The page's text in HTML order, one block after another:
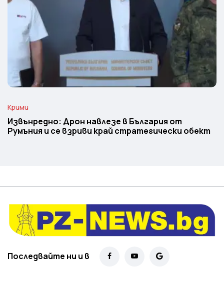
Крими
Извънредно: Дрон навлезе в България от
Румъния и се взриви край стратегически обект
Последвайте ни и в